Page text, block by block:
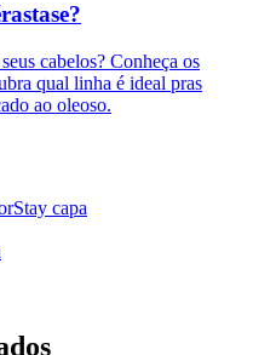
cabelos? Conheça os
qual linha é ideal pras
ao oleoso.
capa